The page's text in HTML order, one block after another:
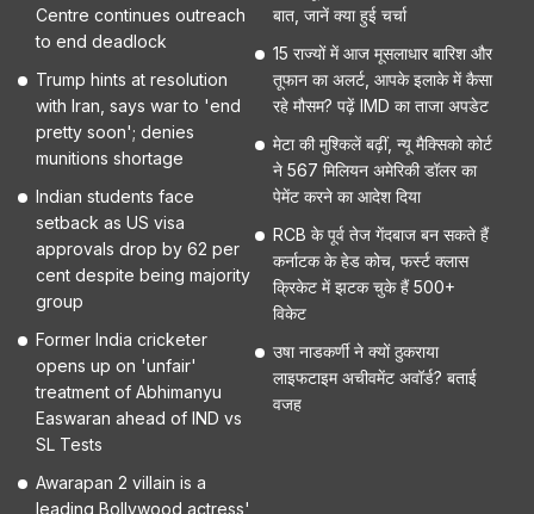
Centre continues outreach
to end deadlock
Trump hints at resolution
with Iran, says war to 'end
pretty soon'; denies
munitions shortage
Indian students face
setback as US visa
approvals drop by 62 per
cent despite being majority
group
Former India cricketer
opens up on 'unfair'
treatment of Abhimanyu
Easwaran ahead of IND vs
SL Tests
Awarapan 2 villain is a
leading Bollywood actress'
बात, जानें क्या हुई चर्चा
15 राज्यों में आज मूसलाधार बारिश और
तूफान का अलर्ट, आपके इलाके में कैसा
रहे मौसम? पढ़ें IMD का ताजा अपडेट
मेटा की मुश्किलें बढ़ीं, न्यू मैक्सिको कोर्ट
ने 567 मिलियन अमेरिकी डॉलर का
पेमेंट करने का आदेश दिया
RCB के पूर्व तेज गेंदबाज बन सकते हैं
कर्नाटक के हेड कोच, फर्स्ट क्लास
क्रिकेट में झटक चुके हैं 500+
विकेट
उषा नाडकर्णी ने क्यों ठुकराया
लाइफटाइम अचीवमेंट अवॉर्ड? बताई
वजह